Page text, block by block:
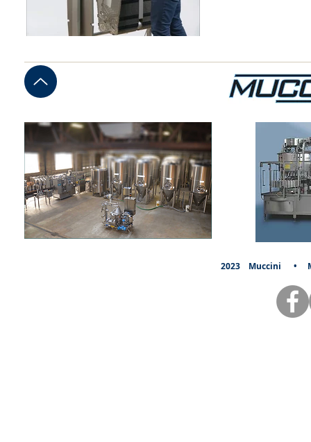
2023 Muccini